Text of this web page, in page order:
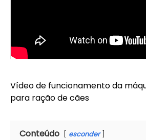
Vídeo de funcionamento da
para ração de cães
Conteúdo esconder